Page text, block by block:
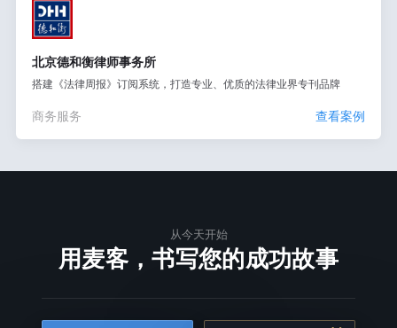
北京德和衡律师事务所
搭建《法律周报》订阅系统，打造专业、优质的法律业界专刊品牌
商务服务 查看案例
从今天开始
用麦客，书写您的成功故事